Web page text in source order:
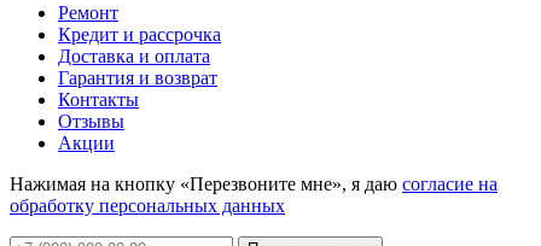
Ремонт
Кредит и рассрочка
Доставка и оплата
Гарантия и возврат
Контакты
Отзывы
Акции
Нажимая на кнопку «Перезвоните мне», я даю согласие на
обработку персональных данных